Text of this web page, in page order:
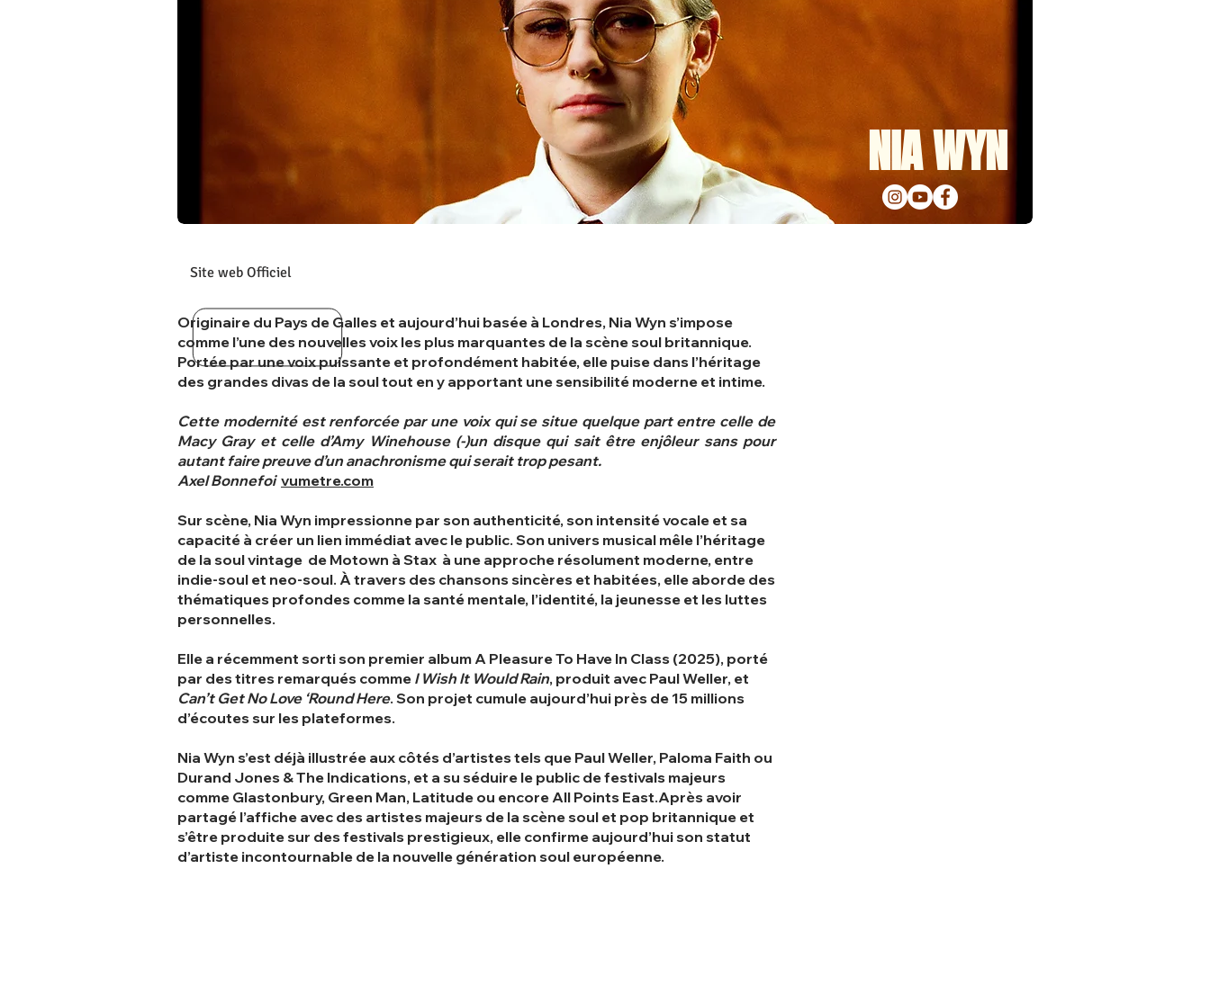
NIA WYN
Site web Officiel
Originaire du Pays de Galles et aujourd’hui basée à Londres, Nia Wyn s’impose
comme l’une des nouvelles voix les plus marquantes de la scène soul britannique.
Portée par une voix puissante et profondément habitée, elle puise dans l’héritage
des grandes divas de la soul tout en y apportant une sensibilité moderne et intime.
Cette modernité est renforcée par une voix qui se situe quelque part entre celle de
Macy Gray et celle d’Amy Winehouse (-)un disque qui sait être enjôleur sans pour
autant faire preuve d’un anachronisme qui serait trop pesant.
Axel Bonnefoi vumetre.com
Sur scène, Nia Wyn impressionne par son authenticité, son intensité vocale et sa
capacité à créer un lien immédiat avec le public. Son univers musical mêle l’héritage
de la soul vintage de Motown à Stax à une approche résolument moderne, entre
indie-soul et neo-soul. À travers des chansons sincères et habitées, elle aborde des
thématiques profondes comme la santé mentale, l’identité, la jeunesse et les luttes
personnelles.
Elle a récemment sorti son premier album A Pleasure To Have In Class (2025), porté
par des titres remarqués comme I Wish It Would Rain, produit avec Paul Weller, et
Can’t Get No Love ‘Round Here. Son projet cumule aujourd’hui près de 15 millions
d’écoutes sur les plateformes.
Nia Wyn s’est déjà illustrée aux côtés d’artistes tels que Paul Weller, Paloma Faith ou
Durand Jones & The Indications, et a su séduire le public de festivals majeurs
comme Glastonbury, Green Man, Latitude ou encore All Points East.Après avoir
partagé l’affiche avec des artistes majeurs de la scène soul et pop britannique et
s’être produite sur des festivals prestigieux, elle confirme aujourd’hui son statut
d’artiste incontournable de la nouvelle génération soul européenne.